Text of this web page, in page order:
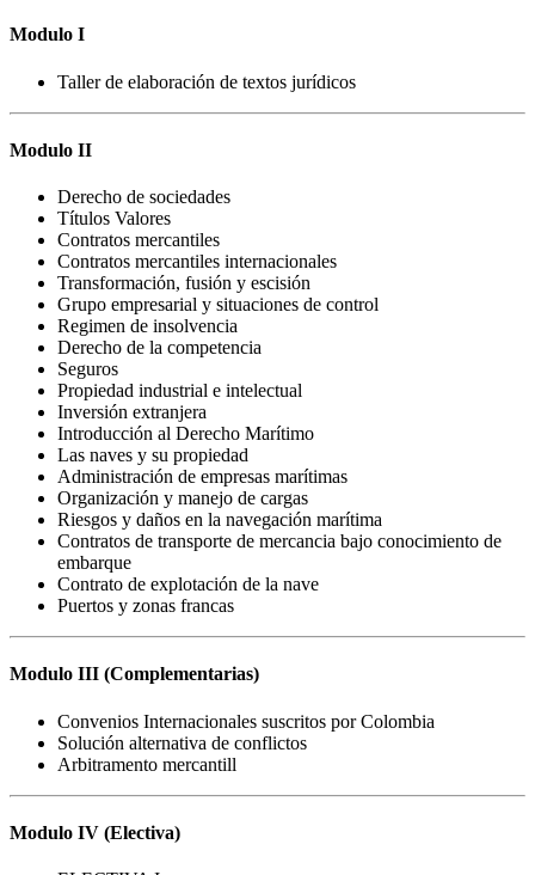
Modulo I
Taller de elaboración de textos jurídicos
Modulo II
Derecho de sociedades
Títulos Valores
Contratos mercantiles
Contratos mercantiles internacionales
Transformación, fusión y escisión
Grupo empresarial y situaciones de control
Regimen de insolvencia
Derecho de la competencia
Seguros
Propiedad industrial e intelectual
Inversión extranjera
Introducción al Derecho Marítimo
Las naves y su propiedad
Administración de empresas marítimas
Organización y manejo de cargas
Riesgos y daños en la navegación marítima
Contratos de transporte de mercancia bajo conocimiento de
embarque
Contrato de explotación de la nave
Puertos y zonas francas
Modulo III (Complementarias)
Convenios Internacionales suscritos por Colombia
Solución alternativa de conflictos
Arbitramento mercantill
Modulo IV (Electiva)